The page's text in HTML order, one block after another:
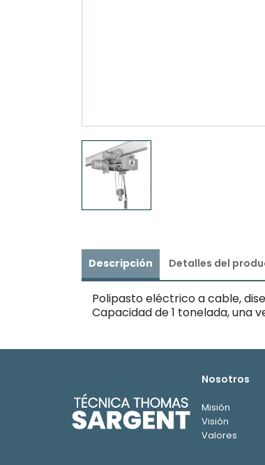
Descripción Detalles del
Polipasto eléctrico a cable,
Capacidad de 1 tonelada, una
Nosotros
Misión
Visión
Valores